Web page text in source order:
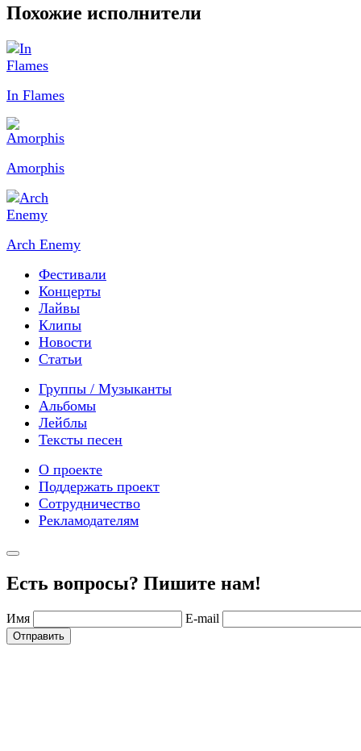
Похожие исполнители
In Flames
Amorphis
Arch Enemy
Фестивали
Концерты
Лайвы
Клипы
Новости
Статьи
Группы / Музыканты
Альбомы
Лейблы
Тексты песен
О проекте
Поддержать проект
Сотрудничество
Рекламодателям
Есть вопросы? Пишите нам!
Имя E-mail